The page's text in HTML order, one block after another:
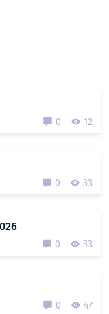
0 12
0 33
0 33
0 47